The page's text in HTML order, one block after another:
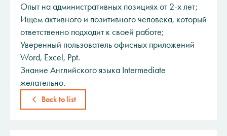
Опыт на административных позициях от 2-х лет;
Ищем активного и позитивного человека, который
ответственно подходит к своей работе;
Уверенный пользователь офисных приложений
Word, Excel, Ppt.
Знание Английского языка Intermediate
желательно.
Back to list